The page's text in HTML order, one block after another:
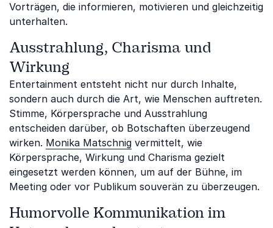
Vorträgen, die informieren, motivieren und gleichzeitig
unterhalten.
Ausstrahlung, Charisma und
Wirkung
Entertainment entsteht nicht nur durch Inhalte,
sondern auch durch die Art, wie Menschen auftreten.
Stimme, Körpersprache und Ausstrahlung
entscheiden darüber, ob Botschaften überzeugend
wirken. Monika Matschnig vermittelt, wie
Körpersprache, Wirkung und Charisma gezielt
eingesetzt werden können, um auf der Bühne, im
Meeting oder vor Publikum souverän zu überzeugen.
Humorvolle Kommunikation im